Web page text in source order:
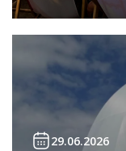
29.06.2026